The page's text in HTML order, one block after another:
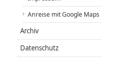
Anreise mit Google Maps
Archiv
Datenschutz